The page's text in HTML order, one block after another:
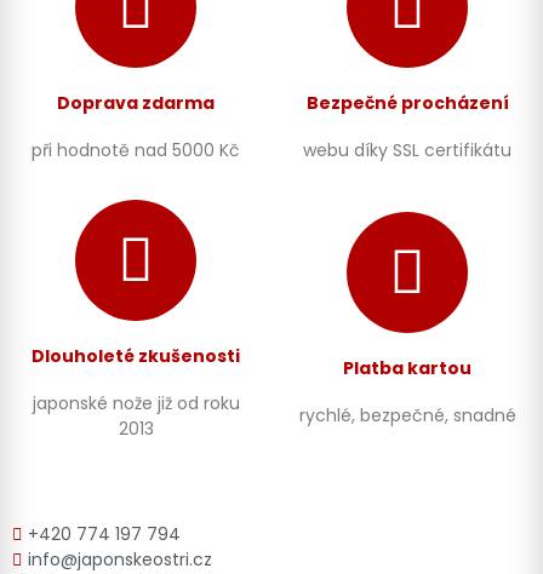
Doprava zdarma
při hodnotě nad 5000 Kč
Bezpečné procházení
webu díky SSL certifikátu
Dlouholeté zkušenosti
japonské nože již od roku
2013
Platba kartou
rychlé, bezpečné, snadné
+420 774 197 794
info@japonskeostri.cz